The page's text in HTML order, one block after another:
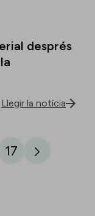
després
Llegir la notícia
17